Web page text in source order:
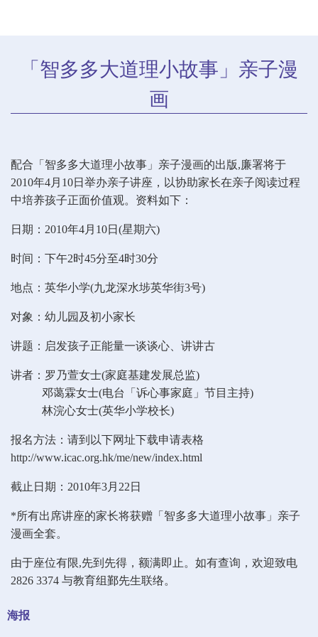
「智多多大道理小故事」亲子漫
画
配合「智多多大道理小故事」亲子漫画的出版,廉署将于
2010年4月10日举办亲子讲座，以协助家长在亲子阅读过程
中培养孩子正面价值观。资料如下：
日期：2010年4月10日(星期六)
时间：下午2时45分至4时30分
地点：英华小学(九龙深水埗英华街3号)
对象：幼儿园及初小家长
讲题：启发孩子正能量一谈谈心、讲讲古
讲者：罗乃萱女士(家庭基建发展总监)
邓蔼霖女士(电台「诉心事家庭」节目主持)
林浣心女士(英华小学校长)
报名方法：请到以下网址下载申请表格
http://www.icac.org.hk/me/new/index.html
截止日期：2010年3月22日
*所有出席讲座的家长将获赠「智多多大道理小故事」亲子
漫画全套。
由于座位有限,先到先得，额满即止。如有查询，欢迎致电
2826 3374 与教育组鄞先生联络。
海报